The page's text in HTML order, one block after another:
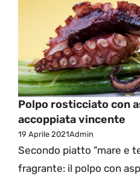
Polpo rosticciato con
accoppiata vincente
19 Aprile 2021Admin
Secondo piatto "mare e
fragrante: il polpo con